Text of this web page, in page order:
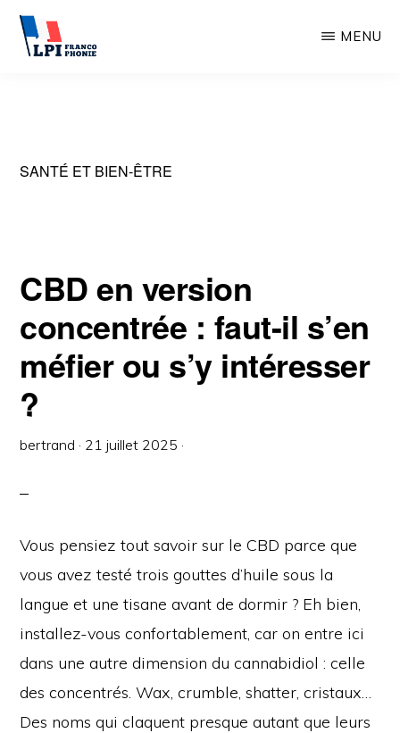
Passer
MENU
SANTÉ ET BIEN-ÊTRE
CBD en version
concentrée : faut-il s’en
méfier ou s’y intéresser
?
bertrand · 21 juillet 2025 ·
Vous pensiez tout savoir sur le CBD parce que
vous avez testé trois gouttes d’huile sous la
langue et une tisane avant de dormir ? Eh bien,
installez-vous confortablement, car on entre ici
dans une autre dimension du cannabidiol : celle
des concentrés. Wax, crumble, shatter, cristaux…
Des noms qui claquent presque autant que leurs